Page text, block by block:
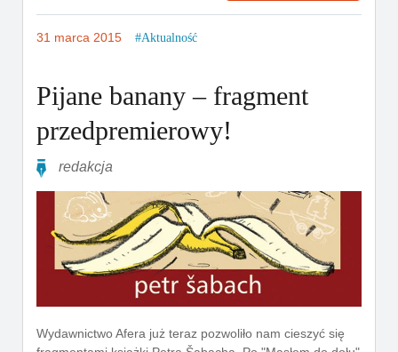
31 marca 2015 Aktualność
Pijane banany – fragment
przedpremierowy!
redakcja
Wydawnictwo Afera już teraz pozwoliło nam cieszyć się